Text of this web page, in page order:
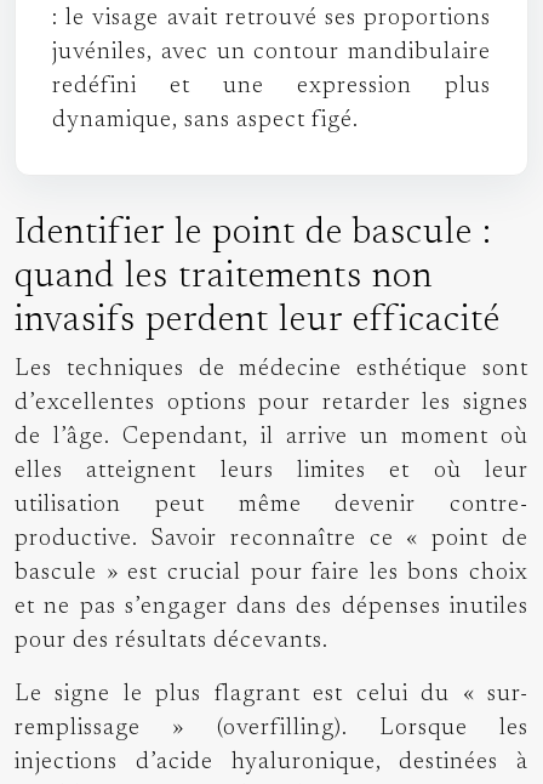
: le visage avait retrouvé ses proportions
juvéniles, avec un contour mandibulaire
redéfini et une expression plus
dynamique, sans aspect figé.
Identifier le point de bascule :
quand les traitements non
invasifs perdent leur efficacité
Les techniques de médecine esthétique sont
d’excellentes options pour retarder les signes
de l’âge. Cependant, il arrive un moment où
elles atteignent leurs limites et où leur
utilisation peut même devenir contre-
productive. Savoir reconnaître ce « point de
bascule » est crucial pour faire les bons choix
et ne pas s’engager dans des dépenses inutiles
pour des résultats décevants.
Le signe le plus flagrant est celui du « sur-
remplissage » (overfilling). Lorsque les
injections d’acide hyaluronique, destinées à